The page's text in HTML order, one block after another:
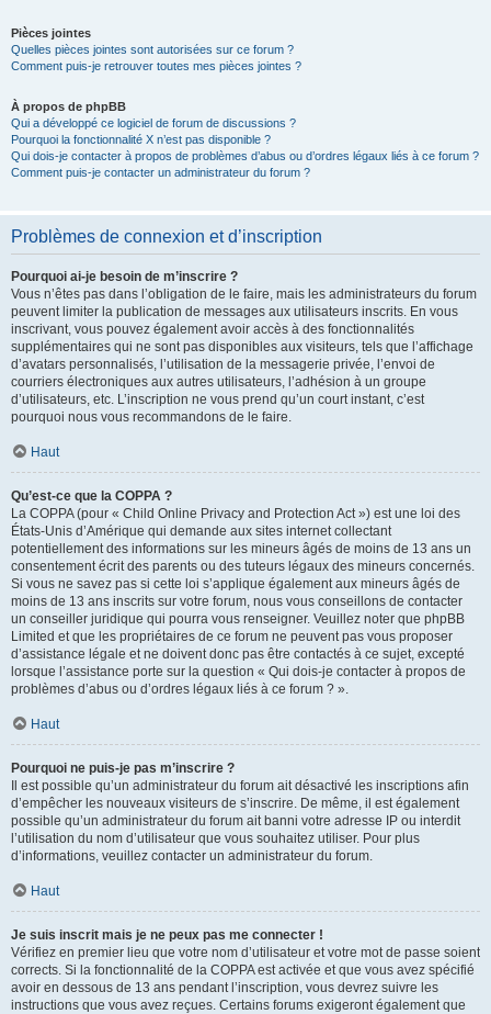
Pièces jointes
Quelles pièces jointes sont autorisées sur ce forum ?
Comment puis-je retrouver toutes mes pièces jointes ?
À propos de phpBB
Qui a développé ce logiciel de forum de discussions ?
Pourquoi la fonctionnalité X n’est pas disponible ?
Qui dois-je contacter à propos de problèmes d’abus ou d’ordres légaux liés à ce forum ?
Comment puis-je contacter un administrateur du forum ?
Problèmes de connexion et d’inscription
Pourquoi ai-je besoin de m’inscrire ?
Vous n’êtes pas dans l’obligation de le faire, mais les administrateurs du forum
peuvent limiter la publication de messages aux utilisateurs inscrits. En vous
inscrivant, vous pouvez également avoir accès à des fonctionnalités
supplémentaires qui ne sont pas disponibles aux visiteurs, tels que l’affichage
d’avatars personnalisés, l’utilisation de la messagerie privée, l’envoi de
courriers électroniques aux autres utilisateurs, l’adhésion à un groupe
d’utilisateurs, etc. L’inscription ne vous prend qu’un court instant, c’est
pourquoi nous vous recommandons de le faire.
Haut
Qu’est-ce que la COPPA ?
La COPPA (pour « Child Online Privacy and Protection Act ») est une loi des
États-Unis d’Amérique qui demande aux sites internet collectant
potentiellement des informations sur les mineurs âgés de moins de 13 ans un
consentement écrit des parents ou des tuteurs légaux des mineurs concernés.
Si vous ne savez pas si cette loi s’applique également aux mineurs âgés de
moins de 13 ans inscrits sur votre forum, nous vous conseillons de contacter
un conseiller juridique qui pourra vous renseigner. Veuillez noter que phpBB
Limited et que les propriétaires de ce forum ne peuvent pas vous proposer
d’assistance légale et ne doivent donc pas être contactés à ce sujet, excepté
lorsque l’assistance porte sur la question « Qui dois-je contacter à propos de
problèmes d’abus ou d’ordres légaux liés à ce forum ? ».
Haut
Pourquoi ne puis-je pas m’inscrire ?
Il est possible qu’un administrateur du forum ait désactivé les inscriptions afin
d’empêcher les nouveaux visiteurs de s’inscrire. De même, il est également
possible qu’un administrateur du forum ait banni votre adresse IP ou interdit
l’utilisation du nom d’utilisateur que vous souhaitez utiliser. Pour plus
d’informations, veuillez contacter un administrateur du forum.
Haut
Je suis inscrit mais je ne peux pas me connecter !
Vérifiez en premier lieu que votre nom d’utilisateur et votre mot de passe soient
corrects. Si la fonctionnalité de la COPPA est activée et que vous avez spécifié
avoir en dessous de 13 ans pendant l’inscription, vous devrez suivre les
instructions que vous avez reçues. Certains forums exigeront également que